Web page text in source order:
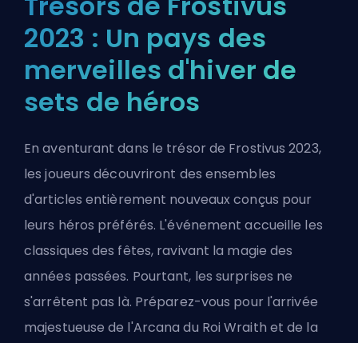
2023 : Un pays des
merveilles d'hiver de
sets de héros
En aventurant dans le trésor de Frostivus 2023,
les joueurs découvriront des ensembles
d'articles entièrement nouveaux conçus pour
leurs héros préférés. L'événement accueille les
classiques des fêtes, ravivant la magie des
années passées. Pourtant, les surprises ne
s'arrêtent pas là. Préparez-vous pour l'arrivée
majestueuse de l'Arcana du Roi Wraith et de la